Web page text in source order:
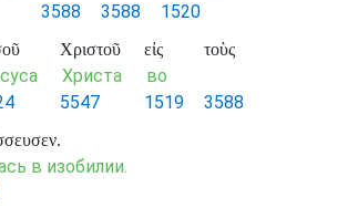
3588 3588
1520
Χριστοῦ
Христа
5547
εἰς
во
1519
τοὺς
3588
в изобилии.